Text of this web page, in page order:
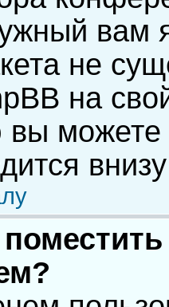
вам
не
на
можете